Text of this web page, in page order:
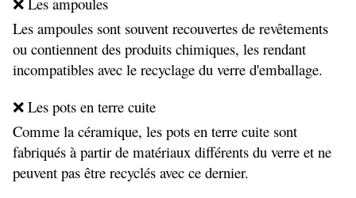
Les ampoules sont souvent recouvertes de revêtements
ou contiennent des produits chimiques, les rendant
incompatibles avec le recyclage du verre d'emballage.
❌ Les pots en terre cuite
Comme la céramique, les pots en terre cuite sont
fabriqués à partir de matériaux différents du verre et ne
peuvent pas être recyclés avec ce dernier.